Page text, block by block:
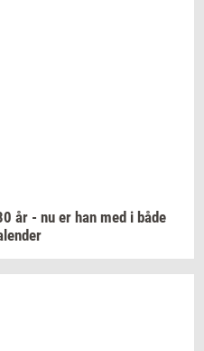
år - nu er han med i både